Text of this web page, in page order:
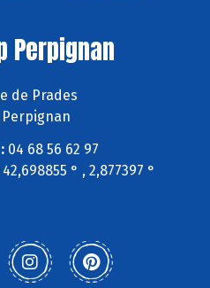
Perpignan
de Prades
04 68 56 62 97
° , 2,877397 °